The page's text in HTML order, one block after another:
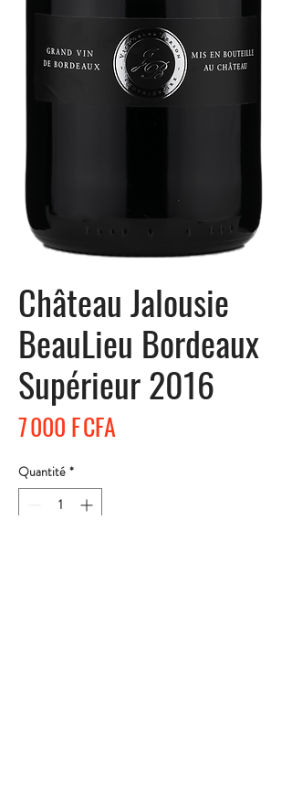
Château Jalousie
BeauLieu Bordeaux
Supérieur 2016
7 000 F CFA
Quantité *